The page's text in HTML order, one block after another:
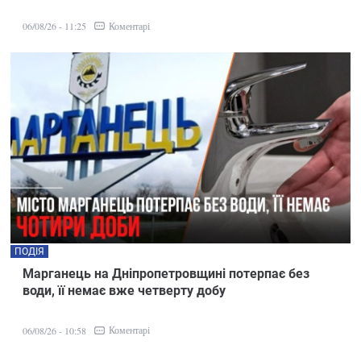
06/08/26 - 11:25 Коментарі
Марганець на Дніпропетровщині потерпає без
води, її немає вже четверту добу
ПОДІЯ
06/08/26 - 10:58 Коментарі